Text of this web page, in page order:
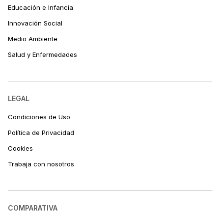
Educación e Infancia
Innovación Social
Medio Ambiente
Salud y Enfermedades
LEGAL
Condiciones de Uso
Política de Privacidad
Cookies
Trabaja con nosotros
COMPARATIVA